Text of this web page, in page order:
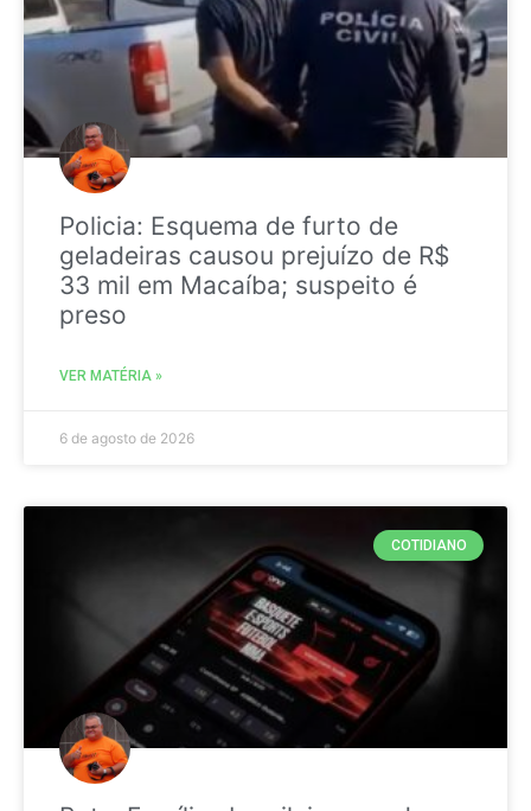
Policia: Esquema de furto de
geladeiras causou prejuízo de R$
33 mil em Macaíba; suspeito é
preso
VER MATÉRIA »
6 de agosto de 2026
COTIDIANO